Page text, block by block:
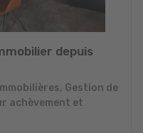
depuis
Gestion de
achèvement et